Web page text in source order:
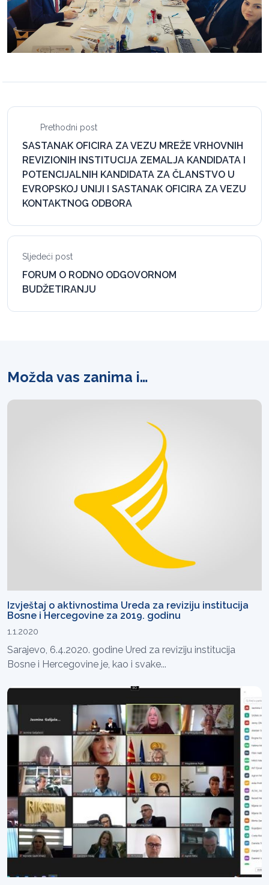
Prethodni post
SASTANAK OFICIRA ZA VEZU MREŽE VRHOVNIH
REVIZIONIH INSTITUCIJA ZEMALJA KANDIDATA I
POTENCIJALNIH KANDIDATA ZA ČLANSTVO U
EVROPSKOJ UNIJI I SASTANAK OFICIRA ZA VEZU
KONTAKTNOG ODBORA
Sljedeći post
FORUM O RODNO ODGOVORNOM
BUDŽETIRANJU
Možda vas zanima i…
Izvještaj o aktivnostima Ureda za reviziju institucija
Bosne i Hercegovine za 2019. godinu
1.1.2020
Sarajevo, 6.4.2020. godine Ured za reviziju institucija
Bosne i Hercegovine je, kao i svake...